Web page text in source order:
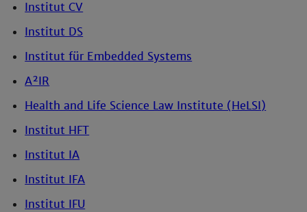
Institut CV
Institut DS
Institut für Embedded Systems
A²IR
Health and Life Science Law Institute (HeLSI)
Institut HFT
Institut IA
Institut IFA
Institut IFU